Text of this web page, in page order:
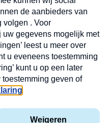
Kwetsbaarheid
X
op de MAX
maandag en